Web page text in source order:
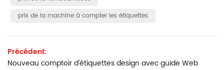
prix de la machine à compter les étiquettes
Précédent:
Nouveau comptoir d'étiquettes design avec guide Web